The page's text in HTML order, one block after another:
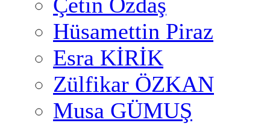
Hüsamettin Piraz
Esra KİRİK
Zülfikar ÖZKAN
Musa GÜMUŞ